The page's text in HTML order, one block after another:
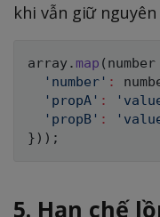
khi vẫn giữ
array. map ( number
'number' :
'propA' :
'propB' :
} ) ) ;
5. Hạn chế